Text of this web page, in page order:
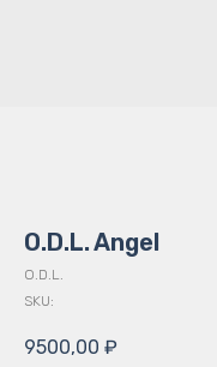
O.D.L. Angel
O.D.L.
SKU:
9500,00 ₽